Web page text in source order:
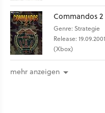
Commandos 2
Genre: Strategie
Release:
(Xbox)
mehr anzeigen